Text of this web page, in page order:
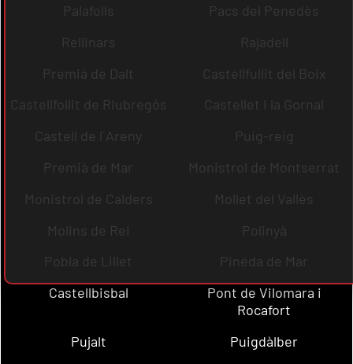
Palafolls
Pacs del Penedès
Rellinars
Rajadell
Premià de Dalt
Castellfullit del Boix
Castellfollit de Riubregós
Castellet i la Gornal
Castell de l´Areny
Puig-reig
Premià de Mar
Monistrol de Montserrat
Monistrol de Calders
Mollet del Vallès
Molins de Rei
Polinyà
Pobla de Lillet
Pineda de Mar
Castellbisbal
Pont de Vilomara i
Rocafort
Pujalt
Puigdàlber